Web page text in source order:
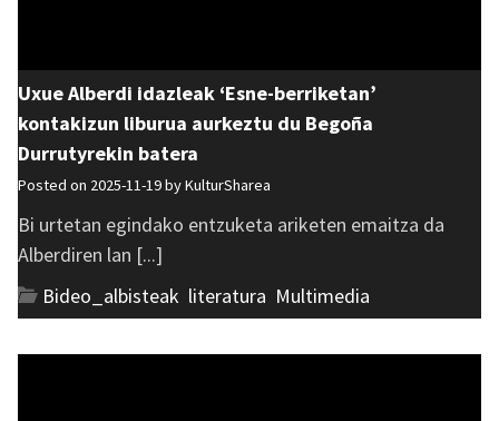
Uxue Alberdi idazleak ‘Esne-berriketan’
kontakizun liburua aurkeztu du Begoña
Durrutyrekin batera
Posted on 2025-11-19 byKulturSharea
Bi urtetan egindako entzuketa ariketen emaitza da
Alberdiren lan [...]
Bideo_albisteak literatura Multimedia